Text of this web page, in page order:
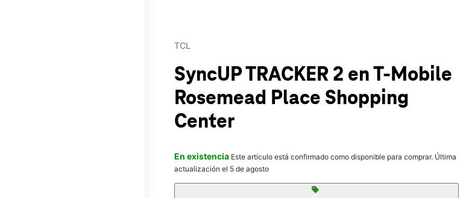
TCL
SyncUP TRACKER 2 en T-Mobile
Rosemead Place Shopping
Center
En existencia Este artículo está confirmado como disponible para comprar. Última
actualización el 5 de agosto
sell